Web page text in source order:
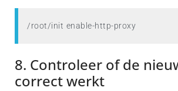
/root/init enable-http-proxy
8. Controleer of de
correct werkt